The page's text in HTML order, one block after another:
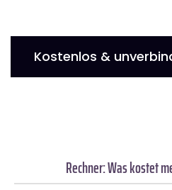
Kostenlos &
Rechner: Was kostet